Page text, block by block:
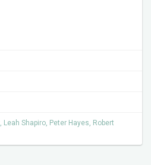
, Leah Shapiro, Peter Hayes, Robert